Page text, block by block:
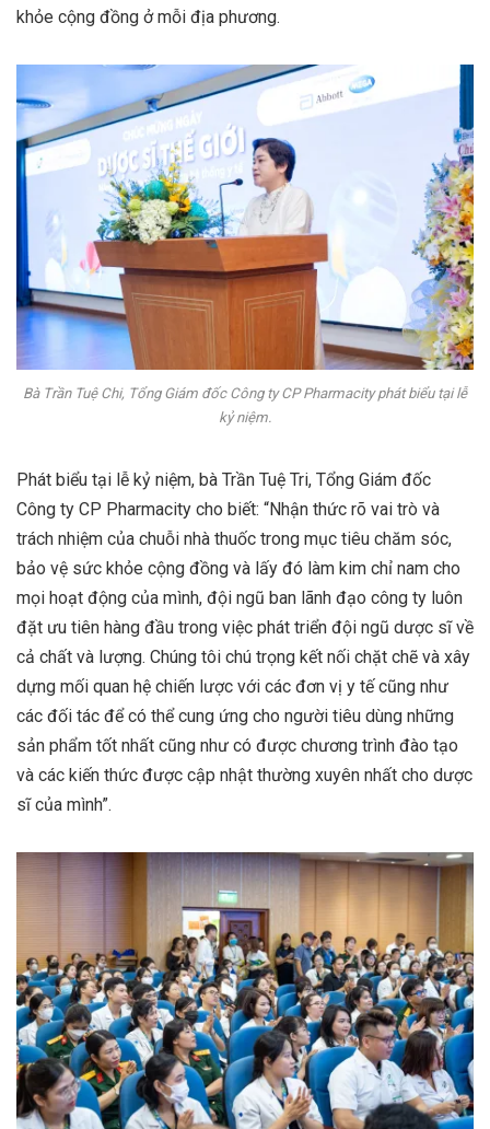
khỏe cộng đồng ở mỗi địa phương.
Bà Trần Tuệ Chi, Tổng Giám đốc Công ty CP Pharmacity phát biểu tại lễ
kỷ niệm.
Phát biểu tại lễ kỷ niệm, bà Trần Tuệ Tri, Tổng Giám đốc
Công ty CP Pharmacity cho biết: “Nhận thức rõ vai trò và
trách nhiệm của chuỗi nhà thuốc trong mục tiêu chăm sóc,
bảo vệ sức khỏe cộng đồng và lấy đó làm kim chỉ nam cho
mọi hoạt động của mình, đội ngũ ban lãnh đạo công ty luôn
đặt ưu tiên hàng đầu trong việc phát triển đội ngũ dược sĩ về
cả chất và lượng. Chúng tôi chú trọng kết nối chặt chẽ và xây
dựng mối quan hệ chiến lược với các đơn vị y tế cũng như
các đối tác để có thể cung ứng cho người tiêu dùng những
sản phẩm tốt nhất cũng như có được chương trình đào tạo
và các kiến thức được cập nhật thường xuyên nhất cho dược
sĩ của mình”.